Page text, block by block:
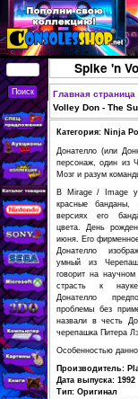
РЕТРО
ИГРЫ,
Вы
Главная
Volley
Мозг и
В Mirage
красные
версиях
цвета.
июня.
умный из
говорит